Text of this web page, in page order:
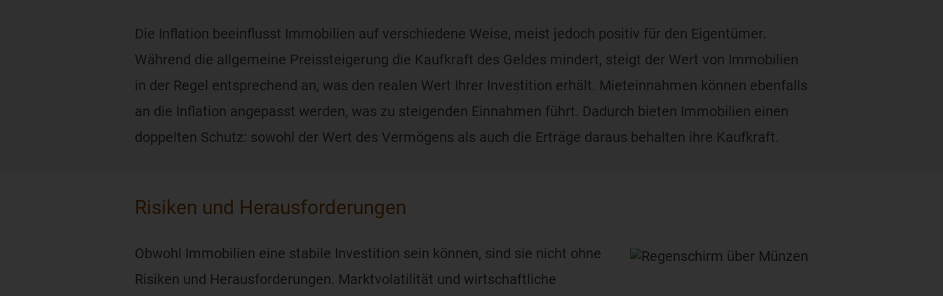
Die Inflation beeinflusst Immobilien auf verschiedene Weise, meist jedoch positiv für den Eigentümer.
Während die allgemeine Preissteigerung die Kaufkraft des Geldes mindert, steigt der Wert von Immobilien
in der Regel entsprechend an, was den realen Wert Ihrer Investition erhält. Mieteinnahmen können ebenfalls
an die Inflation angepasst werden, was zu steigenden Einnahmen führt. Dadurch bieten Immobilien einen
doppelten Schutz: sowohl der Wert des Vermögens als auch die Erträge daraus behalten ihre Kaufkraft.
Risiken und Herausforderungen
Obwohl Immobilien eine stabile Investition sein können, sind sie nicht ohne
Risiken und Herausforderungen. Marktvolatilität und wirtschaftliche